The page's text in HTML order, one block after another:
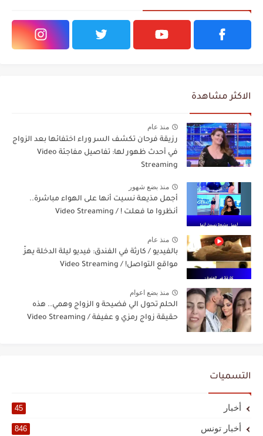
الاكثر مشاهدة
منذ عام
رزيقة فرحان تكشف السر وراء اختفائها بعد الزواج
في أحدث ظهور لها: تفاصيل مفاجئة Video
Streaming
منذ بضع شهور
أجمل مذيعة نسيت أنها على الهواء مباشرة..
أنظروا ما فعلت ! / Video Streaming
منذ عام
بالفيديو / كارثة في الفندق: فيديو ليلة الدخلة يهزّ
مواقع التواصل! / Video Streaming
منذ بضع اعوام
الحلم تحول الي فضيحة و الزواج وهمي.. هذه
حقيقة زواج رمزي و عفيفة / Video Streaming
التسميات
أخبار 45
أخبار تونس 846